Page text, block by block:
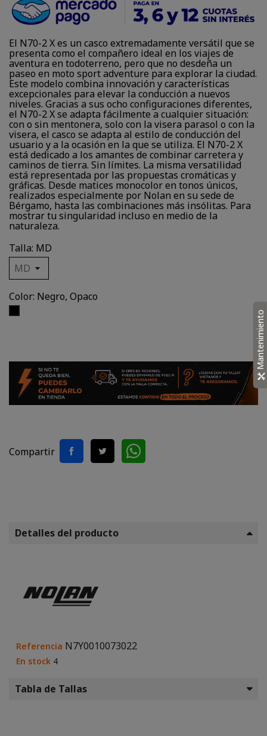
El N70-2 X es un casco extremadamente versátil que se
presenta como el compañero ideal en los viajes de
aventura en todoterreno, pero que no desdeña un
paseo en moto sport adventure para explorar la ciudad.
Este modelo combina innovación y características
excepcionales para elevar la conducción a nuevos
niveles. Gracias a sus ocho configuraciones diferentes,
el N70-2 X se adapta fácilmente a cualquier situación:
con o sin mentonera, solo con la visera parasol o con la
visera, el casco se adapta al estilo de conducción del
usuario y a la ocasión en la que se utiliza. El N70-2 X
está dedicado a los amantes de combinar carretera y
caminos de tierra. Sin límites. La misma versatilidad
está representada por las propuestas cromáticas y
gráficas. Desde matices monocolor en tonos únicos,
realizados especialmente por Nolan en su sede de
Bérgamo, hasta las combinaciones más insólitas. Para
mostrar tu singularidad incluso en medio de la
naturaleza.
Talla: MD
Color: Negro, Opaco
Compartir
Detalles del producto
Referencia N7Y0010073022
En stock 4
Tabla de Tallas
Mantenimiento